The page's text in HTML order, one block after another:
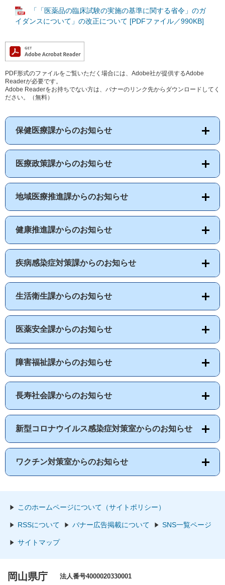
「「医薬品の臨床試験の実施の基準に関する省令」のガ
イダンスについて」の改正について [PDFファイル／990KB]
PDF形式のファイルをご覧いただく場合には、Adobe社が提供するAdobe
Readerが必要です。
Adobe Readerをお持ちでない方は、バナーのリンク先からダウンロードしてく
ださい。（無料）
保健医療課からのお知らせ
医療政策課からのお知らせ
地域医療推進課からのお知らせ
健康推進課からのお知らせ
疾病感染症対策課からのお知らせ
生活衛生課からのお知らせ
医薬安全課からのお知らせ
障害福祉課からのお知らせ
長寿社会課からのお知らせ
新型コロナウイルス感染症対策室からのお知らせ
ワクチン対策室からのお知らせ
このホームページについて（サイトポリシー）
RSSについて バナー広告掲載について SNS一覧ページ
サイトマップ
岡山県庁 法人番号4000020330001